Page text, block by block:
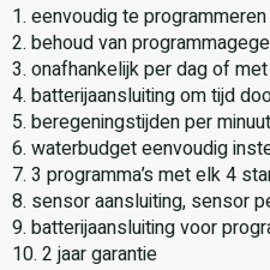
1. eenvoudig te programmeren
2. behoud van
3. onafhankelijk per dag of
4. batterijaansluiting om tijd
5. beregeningstijden per
6. waterbudget eenvoudig
7. 3 programma’s met elk 4
8. sensor aansluiting, sensor
9. batterijaansluiting voor
10. 2 jaar garantie